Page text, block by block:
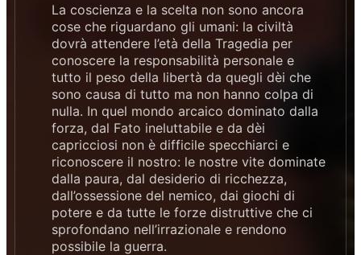
La coscienza e la scelta non sono ancora
cose che riguardano gli umani: la civiltà
dovrà attendere l’età della Tragedia per
conoscere la responsabilità personale e
tutto il peso della libertà da quegli dèi che
sono causa di tutto ma non hanno colpa di
nulla. In quel mondo arcaico dominato dalla
forza, dal Fato ineluttabile e da dèi
capricciosi non è difficile specchiarci e
riconoscere il nostro: le nostre vite dominate
dalla paura, dal desiderio di ricchezza,
dall’ossessione del nemico, dai giochi di
potere e da tutte le forze distruttive che ci
sprofondano nell’irrazionale e rendono
possibile la guerra.